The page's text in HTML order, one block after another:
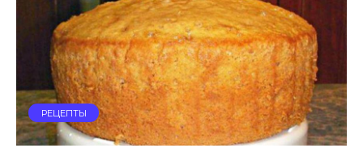
РЕЦЕПТЫ